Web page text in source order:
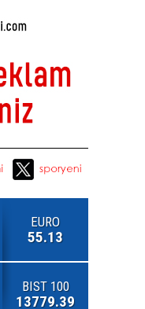
EURO
55.13
BIST 100
13779.39